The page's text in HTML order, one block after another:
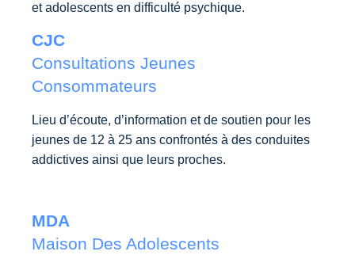
et adolescents en difficulté psychique.
CJC
Consultations Jeunes
Consommateurs
Lieu d’écoute, d’information et de soutien pour les
jeunes de 12 à 25 ans confrontés à des conduites
addictives ainsi que leurs proches.
MDA
Maison Des Adolescents​